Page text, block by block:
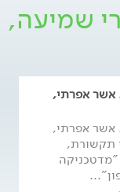
שמיעה,
אשר אפרתי,
אשר אפרתי,
תקשורת,